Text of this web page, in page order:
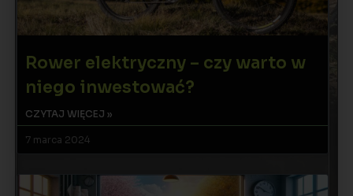
Rower elektryczny – czy warto w
niego inwestować?
CZYTAJ WIĘCEJ »
7 marca 2024